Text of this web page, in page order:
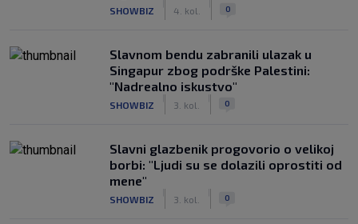
SHOWBIZ 4. kol. 0
Slavnom bendu zabranili ulazak u
Singapur zbog podrške Palestini:
"Nadrealno iskustvo"
SHOWBIZ 3. kol. 0
Slavni glazbenik progovorio o velikoj
borbi: "Ljudi su se dolazili oprostiti od
mene"
SHOWBIZ 3. kol. 0